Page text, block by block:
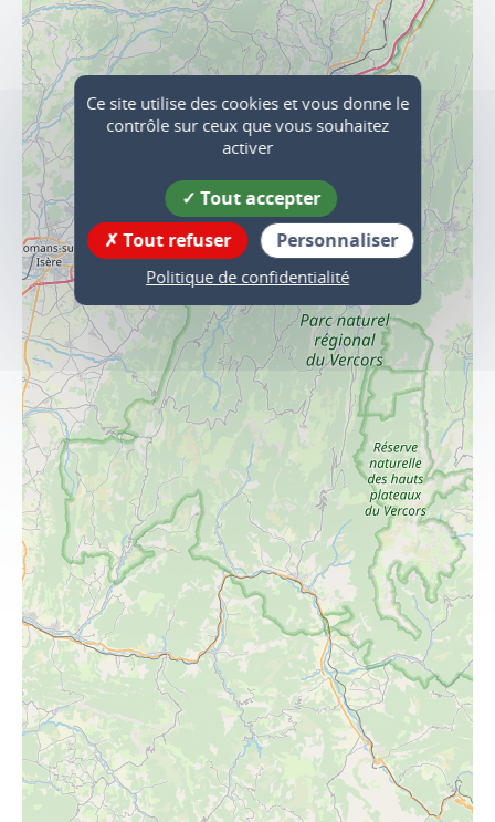
3
2
Ce site utilise des cookies et vous donne le
contrôle sur ceux que vous souhaitez
activer
Tout accepter
Tout refuser
Personnaliser
Politique de confidentialité